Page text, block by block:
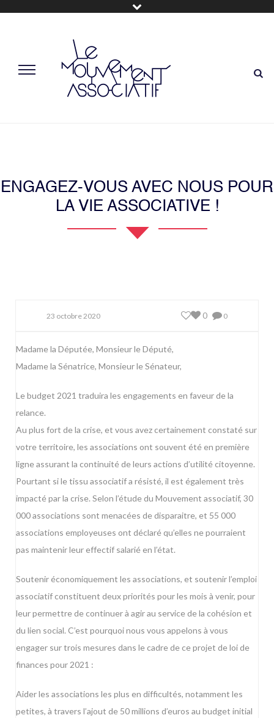
ENGAGEZ-VOUS AVEC NOUS POUR
LA VIE ASSOCIATIVE !
23 octobre 2020 0
0
Madame la Députée, Monsieur le Député,
Madame la Sénatrice, Monsieur le Sénateur,
Le budget 2021 traduira les engagements en faveur de la
relance.
Au plus fort de la crise, et vous avez certainement constaté sur
votre territoire, les associations ont souvent été en première
ligne assurant la continuité de leurs actions d’utilité citoyenne.
Pourtant si le tissu associatif a résisté, il est également très
impacté par la crise. Selon l’étude du Mouvement associatif, 30
000 associations sont menacées de disparaitre, et 55 000
associations employeuses ont déclaré qu’elles ne pourraient
pas maintenir leur effectif salarié en l’état.
Soutenir économiquement les associations, et soutenir l’emploi
associatif constituent deux priorités pour les mois à venir, pour
leur permettre de continuer à agir au service de la cohésion et
du lien social. C’est pourquoi nous vous appelons à vous
engager sur trois mesures dans le cadre de ce projet de loi de
finances pour 2021 :
Aider les associations les plus en difficultés, notamment les
petites, à travers l’ajout de 50 millions d’euros au budget initial